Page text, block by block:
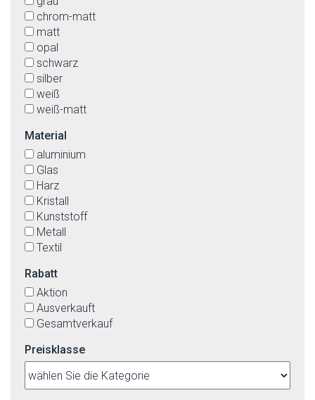
chrom-matt
matt
opal
schwarz
silber
weiß
weiß-matt
Material
aluminium
Glas
Harz
Kristall
Kunststoff
Metall
Textil
Rabatt
Aktion
Ausverkauft
Gesamtverkauf
Preisklasse